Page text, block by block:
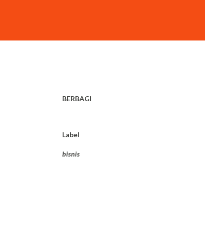
BERBAGI
Label
bisnis